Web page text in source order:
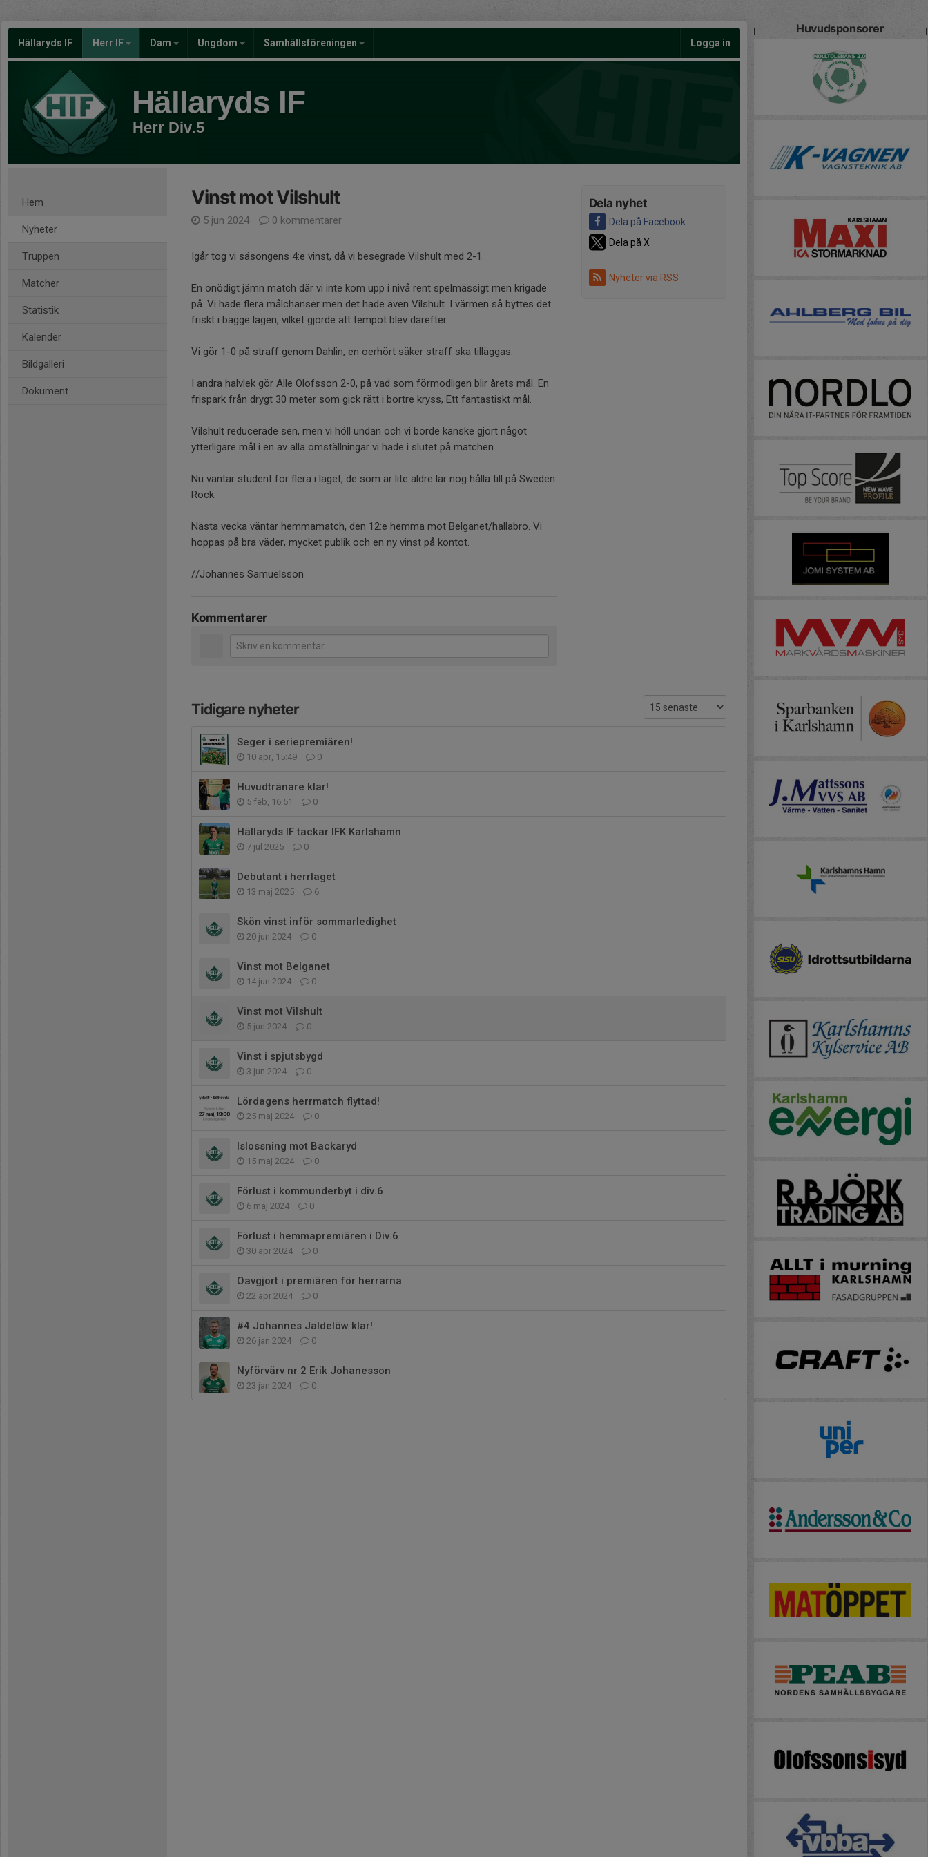
Hällaryds IF Herr IF Dam Ungdom Samhällsföreningen Logga in
Hällaryds IF
Herr Div.5
Hem
Nyheter
Truppen
Matcher
Statistik
Kalender
Bildgalleri
Dokument
Dela nyhet
Dela på Facebook
Dela på X
Nyheter via RSS
Vinst mot Vilshult
5 jun 2024 0 kommentarer
Igår tog vi säsongens 4:e vinst, då vi besegrade Vilshult med 2-1.
En onödigt jämn match där vi inte kom upp i nivå rent spelmässigt men krigade
på. Vi hade flera målchanser men det hade även Vilshult. I värmen så byttes det
friskt i bägge lagen, vilket gjorde att tempot blev därefter.
Vi gör 1-0 på straff genom Dahlin, en oerhört säker straff ska tilläggas.
I andra halvlek gör Alle Olofsson 2-0, på vad som förmodligen blir årets mål. En
frispark från drygt 30 meter som gick rätt i bortre kryss, Ett fantastiskt mål.
Vilshult reducerade sen, men vi höll undan och vi borde kanske gjort något
ytterligare mål i en av alla omställningar vi hade i slutet på matchen.
Nu väntar student för flera i laget, de som är lite äldre lär nog hålla till på Sweden
Rock.
Nästa vecka väntar hemmamatch, den 12:e hemma mot Belganet/hallabro. Vi
hoppas på bra väder, mycket publik och en ny vinst på kontot.
//Johannes Samuelsson
Kommentarer
Tidigare nyheter
Seger i seriepremiären!
10 apr, 15:49 0
Huvudtränare klar!
5 feb, 16:51 0
Hällaryds IF tackar IFK Karlshamn
7 jul 2025 0
Debutant i herrlaget
13 maj 2025 6
Skön vinst inför sommarledighet
20 jun 2024 0
Vinst mot Belganet
14 jun 2024 0
Vinst mot Vilshult
5 jun 2024 0
Vinst i spjutsbygd
3 jun 2024 0
Lördagens herrmatch flyttad!
25 maj 2024 0
Islossning mot Backaryd
15 maj 2024 0
Förlust i kommunderbyt i div.6
6 maj 2024 0
Förlust i hemmapremiären i Div.6
30 apr 2024 0
Oavgjort i premiären för herrarna
22 apr 2024 0
#4 Johannes Jaldelöw klar!
26 jan 2024 0
Nyförvärv nr 2 Erik Johanesson
23 jan 2024 0
Huvudsponsorer